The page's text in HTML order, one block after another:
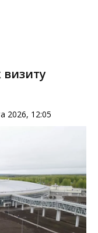
визиту
2026, 12:05